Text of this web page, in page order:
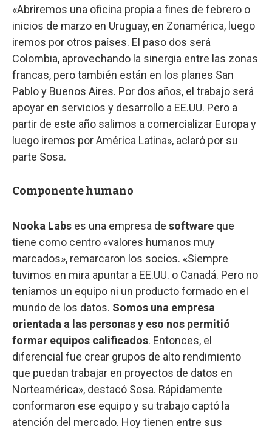
«Abriremos una oficina propia a fines de febrero o
inicios de marzo en Uruguay, en Zonamérica, luego
iremos por otros países. El paso dos será
Colombia, aprovechando la sinergia entre las zonas
francas, pero también están en los planes San
Pablo y Buenos Aires. Por dos años, el trabajo será
apoyar en servicios y desarrollo a EE.UU. Pero a
partir de este año salimos a comercializar Europa y
luego iremos por América Latina», aclaró por su
parte Sosa.
Componente humano
Nooka Labs es una empresa de software que
tiene como centro «valores humanos muy
marcados», remarcaron los socios. «Siempre
tuvimos en mira apuntar a EE.UU. o Canadá. Pero no
teníamos un equipo ni un producto formado en el
mundo de los datos. Somos una empresa
orientada a las personas y eso nos permitió
formar equipos calificados. Entonces, el
diferencial fue crear grupos de alto rendimiento
que puedan trabajar en proyectos de datos en
Norteamérica», destacó Sosa. Rápidamente
conformaron ese equipo y su trabajo captó la
atención del mercado. Hoy tienen entre sus